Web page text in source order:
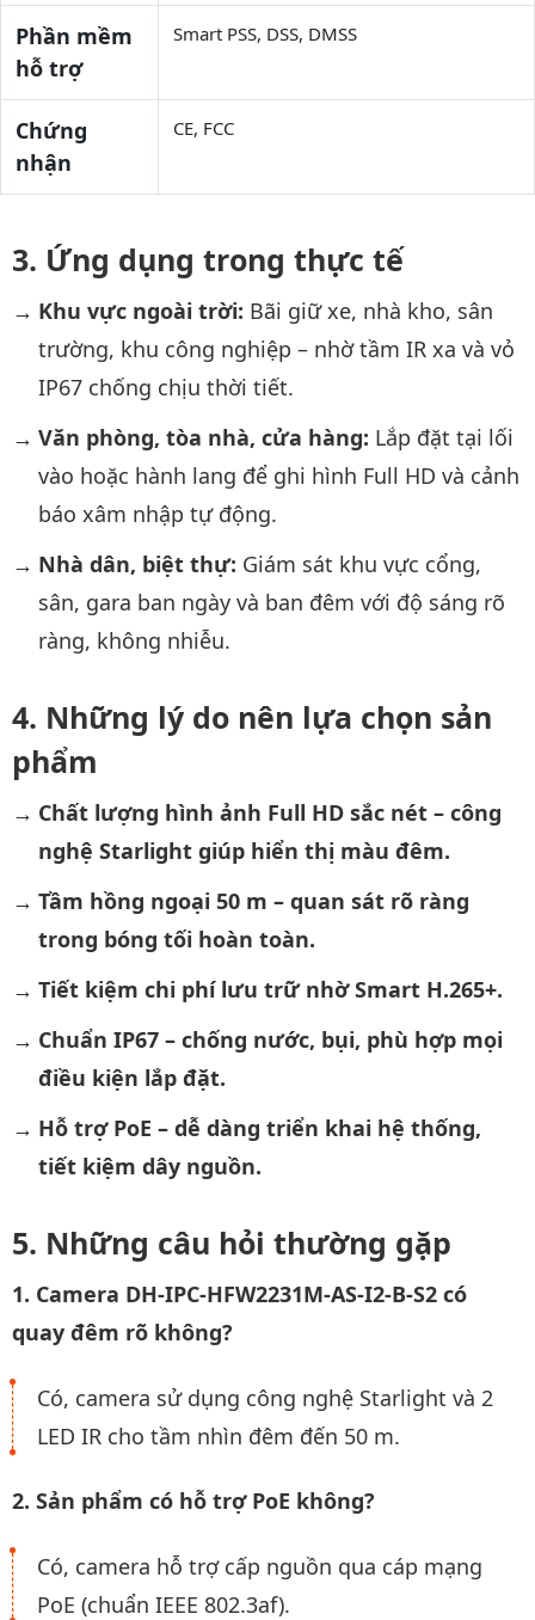
Phần mềm
hỗ trợ
Smart PSS, DSS, DMSS
Chứng
nhận
CE, FCC
Ứng dụng trong thực tế
Khu vực ngoài trời: Bãi giữ xe, nhà kho, sân
trường, khu công nghiệp – nhờ tầm IR xa và vỏ
IP67 chống chịu thời tiết.
Văn phòng, tòa nhà, cửa hàng: Lắp đặt tại lối
vào hoặc hành lang để ghi hình Full HD và cảnh
báo xâm nhập tự động.
Nhà dân, biệt thự: Giám sát khu vực cổng,
sân, gara ban ngày và ban đêm với độ sáng rõ
ràng, không nhiễu.
Những lý do nên lựa chọn sản
phẩm
Chất lượng hình ảnh Full HD sắc nét – công
nghệ Starlight giúp hiển thị màu đêm.
Tầm hồng ngoại 50 m – quan sát rõ ràng
trong bóng tối hoàn toàn.
Tiết kiệm chi phí lưu trữ nhờ Smart H.265+.
Chuẩn IP67 – chống nước, bụi, phù hợp mọi
điều kiện lắp đặt.
Hỗ trợ PoE – dễ dàng triển khai hệ thống,
tiết kiệm dây nguồn.
Những câu hỏi thường gặp
1. Camera DH-IPC-HFW2231M-AS-I2-B-S2 có
quay đêm rõ không?
Có, camera sử dụng công nghệ Starlight và 2
LED IR cho tầm nhìn đêm đến 50 m.
2. Sản phẩm có hỗ trợ PoE không?
Có, camera hỗ trợ cấp nguồn qua cáp mạng
PoE (chuẩn IEEE 802.3af).